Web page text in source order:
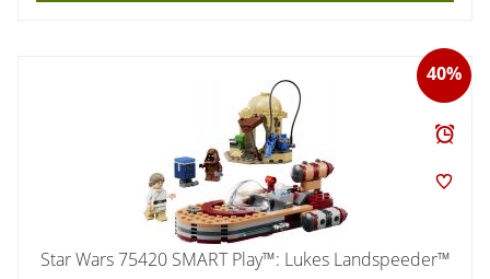
40%
Star Wars 75420 SMART Play™: Lukes Landspeeder™